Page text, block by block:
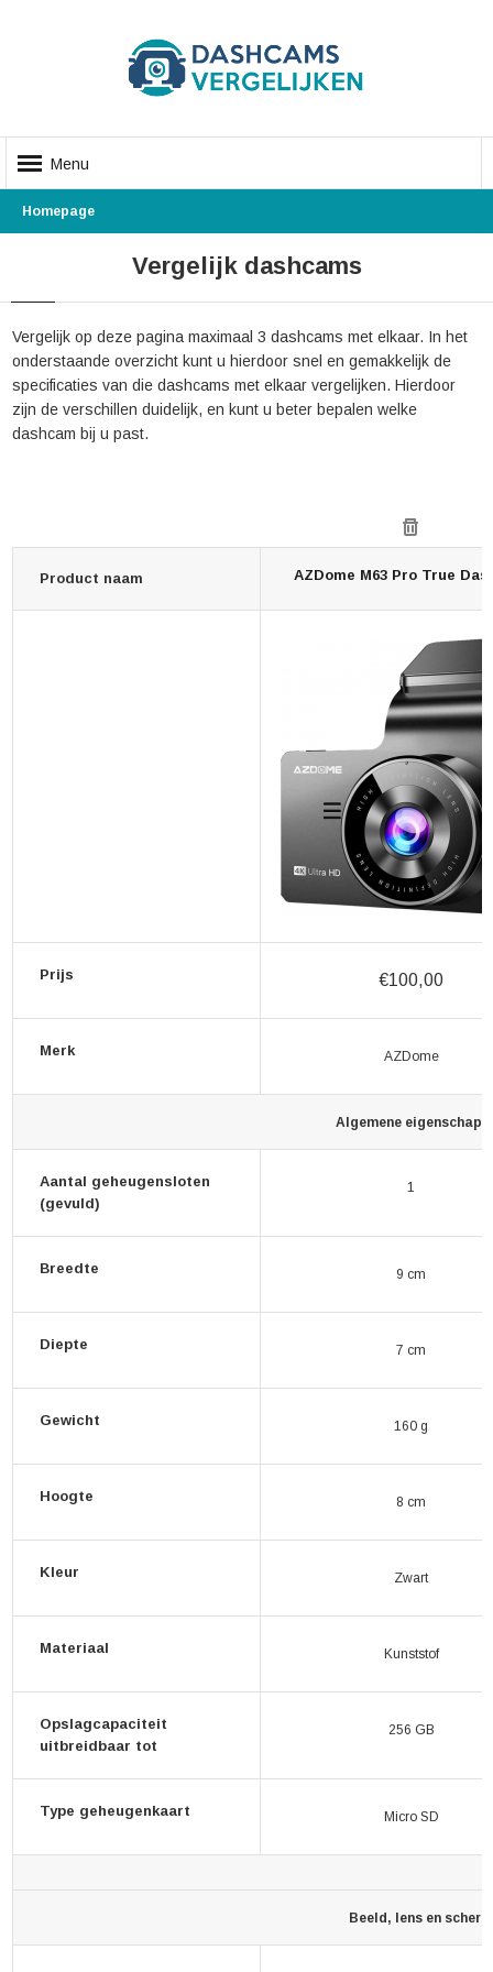
Menu
Homepage
Vergelijk dashcams
Vergelijk op deze pagina maximaal 3 dashcams met elkaar. In het
onderstaande overzicht kunt u hierdoor snel en gemakkelijk de
specificaties van die dashcams met elkaar vergelijken. Hierdoor
zijn de verschillen duidelijk, en kunt u beter bepalen welke
dashcam bij u past.
Product naam AZDome M63 Pro True
Prijs €100,00
Merk AZDome
Algemene
Aantal geheugensloten
(gevuld)
1
Breedte 9 cm
Diepte 7 cm
Gewicht 160 g
Hoogte 8 cm
Kleur Zwart
Materiaal Kunststof
Opslagcapaciteit
uitbreidbaar tot
256 GB
Type geheugenkaart Micro SD
Beeld, lens en scherm